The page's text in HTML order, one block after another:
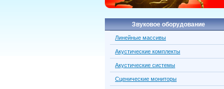
Звуковое оборудование
Линейные массивы
Акустические комплекты
Акустические системы
Сценические мониторы